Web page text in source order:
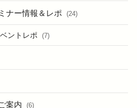
ナー情報＆レポ (24)
ントレポ (7)
案内 (6)